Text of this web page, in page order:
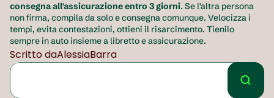
consegna all'assicurazione entro 3 giorni. Se l'altra persona
non firma, compila da solo e consegna comunque. Velocizza i
tempi, evita contestazioni, ottieni il risarcimento. Tienilo
sempre in auto insieme a libretto e assicurazione.
Scritto daAlessiaBarra